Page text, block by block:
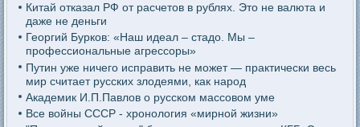
Китай отказал РФ от расчетов в рублях. Это не валюта и
даже не деньги
Георгий Бурков: «Наш идеал – стадо. Мы –
профессиональные агрессоры»
Путин уже ничего исправить не может — практически весь
мир считает русских злодеями, как народ
Академик И.П.Павлов о русском массовом уме
Все войны СССР - хронология «мирной жизни»